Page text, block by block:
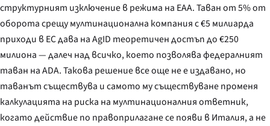
структурният изключение в режима на EAA. Таван от 5% от
оборота срещу мултинационална компания с €5 милиарда
приходи в ЕС дава на AgID теоретичен достъп до €250
милиона — далеч над всичко, което позволява федералният
таван на ADA. Такова решение все още не е издавано, но
таванът съществува и самото му съществуване променя
калкулацията на риска на мултинационалния ответник,
когато действие по правоприлагане се появи в Италия, а не